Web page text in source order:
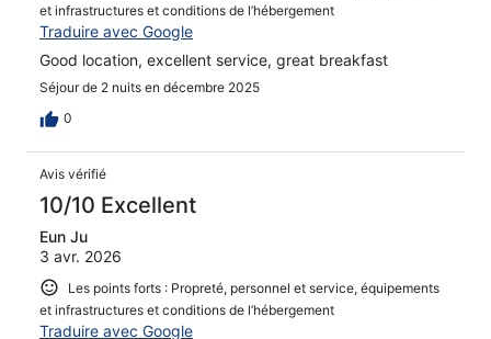
et infrastructures et conditions de l’hébergement
Traduire avec Google
Good location, excellent service, great breakfast
Séjour de 2 nuits en décembre 2025
0
Avis vérifié
10/10 Excellent
Eun Ju
3 avr. 2026
Les points forts : Propreté, personnel et service, équipements
et infrastructures et conditions de l’hébergement
Traduire avec Google